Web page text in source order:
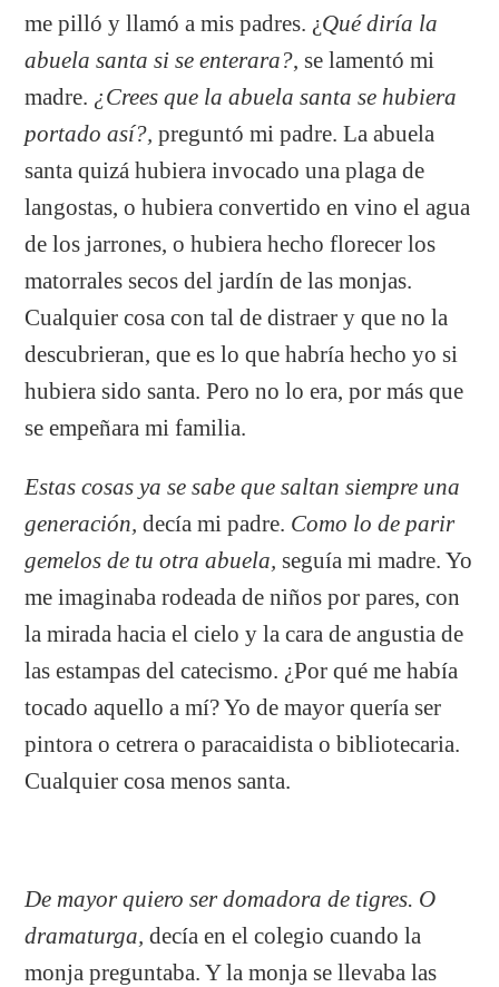
me pilló y llamó a mis padres. ¿Qué diría la
abuela santa si se enterara?, se lamentó mi
madre. ¿Crees que la abuela santa se hubiera
portado así?,preguntó mi padre. La abuela
santa quizá hubiera invocado una plaga de
langostas, o hubiera convertido en vino el agua
de los jarrones, o hubiera hecho florecer los
matorrales secos del jardín de las monjas.
Cualquier cosa con tal de distraer y que no la
descubrieran, que es lo que habría hecho yo si
hubiera sido santa. Pero no lo era, por más que
se empeñara mi familia.
Estas cosas ya se sabe que saltan siempre una
generación,decía mi padre. Como lo de parir
gemelos de tu otra abuela,seguía mi madre. Yo
me imaginaba rodeada de niños por pares, con
la mirada hacia el cielo y la cara de angustia de
las estampas del catecismo. ¿Por qué me había
tocado aquello a mí? Yo de mayor quería ser
pintora o cetrera o paracaidista o bibliotecaria.
Cualquier cosa menos santa.
De mayor quiero ser domadora de tigres. O
dramaturga,decía en el colegio cuando la
monja preguntaba. Y la monja se llevaba las